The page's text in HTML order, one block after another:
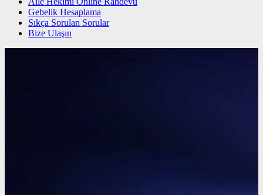
Gebelik Hesaplama
Sıkça Sorulan Sorular
Bize Ulaşın